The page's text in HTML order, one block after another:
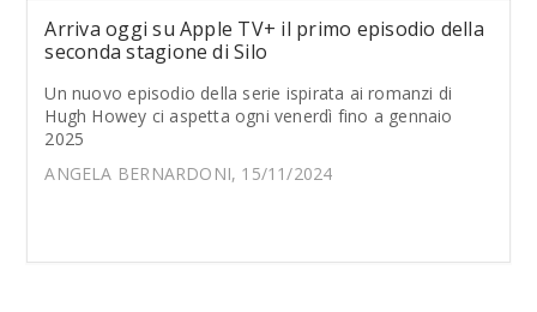
Arriva oggi su Apple TV+ il primo episodio della
seconda stagione di Silo
Un nuovo episodio della serie ispirata ai romanzi di
Hugh Howey ci aspetta ogni venerdì fino a gennaio
2025
ANGELA BERNARDONI, 15/11/2024